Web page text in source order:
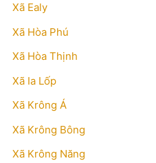
Xã Ealy
Xã Hòa Phú
Xã Hòa Thịnh
Xã Ia Lốp
Xã Krông Á
Xã Krông Bông
Xã Krông Năng